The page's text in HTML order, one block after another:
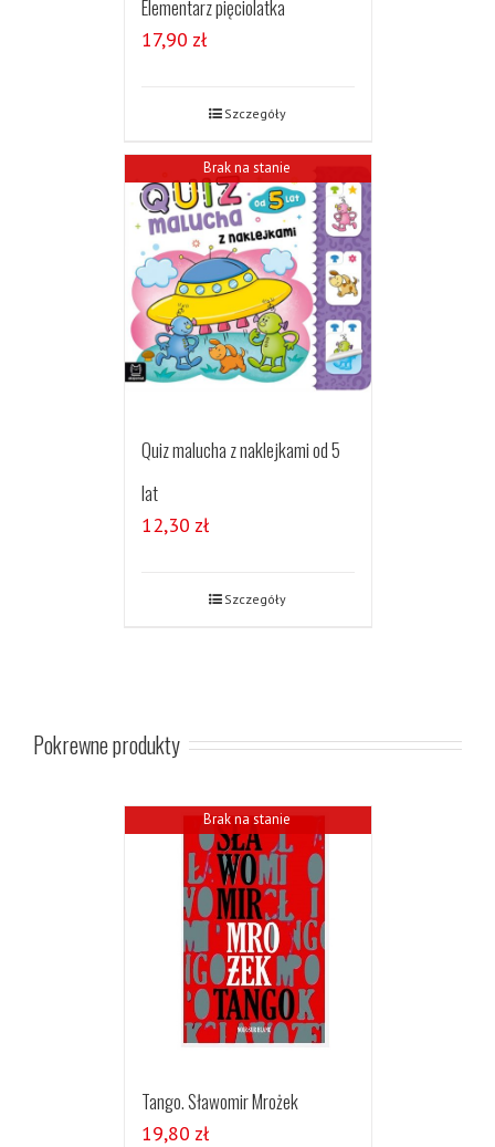
Elementarz pięciolatka
17,90 zł
Szczegóły
Brak na stanie
Quiz malucha z naklejkami od 5
lat
12,30 zł
Szczegóły
Pokrewne produkty
Brak na stanie
Tango. Sławomir Mrożek
19,80 zł